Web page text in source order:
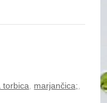
torbica marjančica;